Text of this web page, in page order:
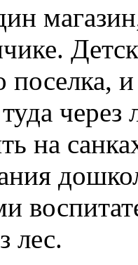
поселка,
на
лес.